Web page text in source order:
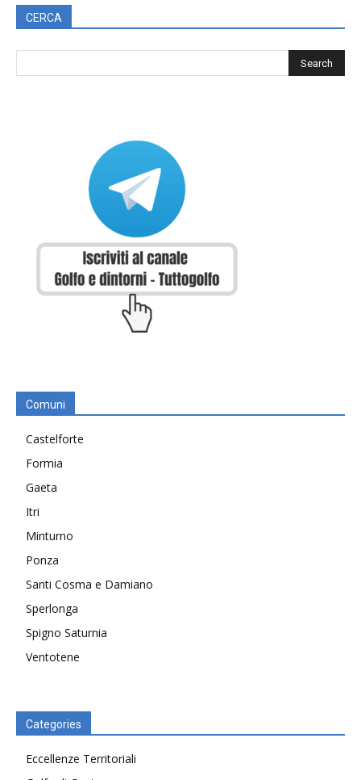
CERCA
Comuni
Castelforte
Formia
Gaeta
Itri
Minturno
Ponza
Santi Cosma e Damiano
Sperlonga
Spigno Saturnia
Ventotene
Categories
Eccellenze Territoriali